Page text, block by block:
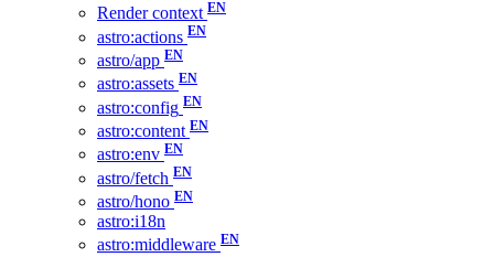
Render context
astro:actions
astro/app
astro:assets
astro:config
astro:content
astro:env
astro/fetch
astro/hono
astro:i18n
astro:middleware